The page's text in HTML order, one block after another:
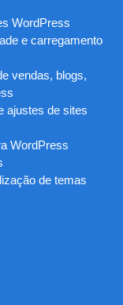
WordPress
e carregamento
vendas, blogs,
ajustes de sites
WordPress
de temas